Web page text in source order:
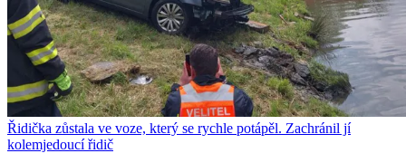
Řidička zůstala ve voze, který se rychle potápěl. Zachránil jí
kolemjedoucí řidič